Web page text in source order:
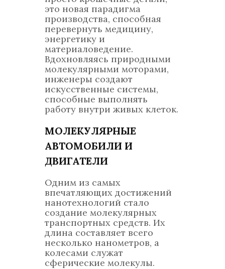
это новая парадигма
производства, способная
перевернуть медицину,
энергетику и
материаловедение.
Вдохновляясь природными
молекулярными моторами,
инженеры создают
искусственные системы,
способные выполнять
работу внутри живых клеток.
МОЛЕКУЛЯРНЫЕ
АВТОМОБИЛИ И
ДВИГАТЕЛИ
Одним из самых
впечатляющих достижений
нанотехнологий стало
создание молекулярных
транспортных средств. Их
длина составляет всего
несколько нанометров, а
колесами служат
сферические молекулы.